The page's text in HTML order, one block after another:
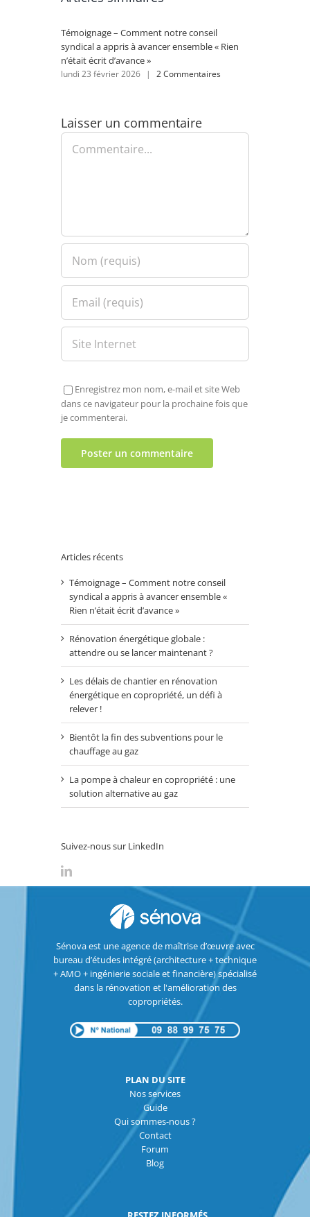
Témoignage – Comment notre conseil
syndical a appris à avancer ensemble « Rien
n’était écrit d’avance »
lundi 23 février 2026 | 2 Commentaires
Laisser un commentaire
Commentaire
Enregistrez mon nom, e-mail et site Web
dans ce navigateur pour la prochaine fois que
je commenterai.
Articles récents
Témoignage – Comment notre conseil
syndical a appris à avancer ensemble «
Rien n’était écrit d’avance »
Rénovation énergétique globale :
attendre ou se lancer maintenant ?
Les délais de chantier en rénovation
énergétique en copropriété, un défi à
relever !
Bientôt la fin des subventions pour le
chauffage au gaz
La pompe à chaleur en copropriété : une
solution alternative au gaz
Suivez-nous sur LinkedIn
Sénova est une agence de maîtrise d’œuvre avec
bureau d’études intégré (architecture + technique
+ AMO + ingénierie sociale et financière) spécialisé
dans la rénovation et l'amélioration des
copropriétés.
PLAN DU SITE
Nos services
Guide
Qui sommes-nous ?
Contact
Forum
Blog